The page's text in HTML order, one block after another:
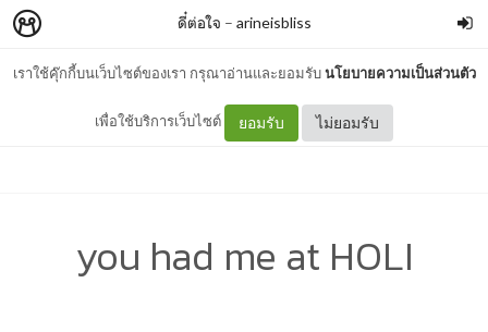
เราใช้คุ๊กกี้บนเว็บไซต์ของเรา กรุณาอ่านและยอมรับนโยบายความเป็นส่วนตัว
เพื่อใช้บริการเว็บไซต์ ยอมรับ ไม่ยอมรับ
ดี๋ต่อใจ – arineisbliss
you had me at HOLI